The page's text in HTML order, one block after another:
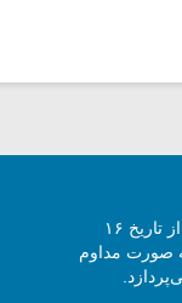
مجله آنلاین موسیقی «گفتگوی هارمونیک»، از تاریخ ۱۶
به صورت مداوم